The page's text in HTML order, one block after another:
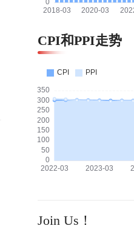
CPI和PPI走势
Join Us！